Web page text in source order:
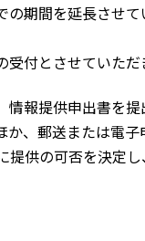
期間を延長させ
受付とさせていた
報提供申出書を提
、郵送または電
供の可否を決定し